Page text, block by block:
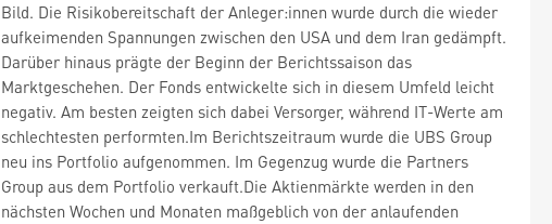
Bild. Die Risikobereitschaft der Anleger:innen wurde durch die wieder
aufkeimenden Spannungen zwischen den USA und dem Iran gedämpft.
Darüber hinaus prägte der Beginn der Berichtssaison das
Marktgeschehen. Der Fonds entwickelte sich in diesem Umfeld leicht
negativ. Am besten zeigten sich dabei Versorger, während IT-Werte am
schlechtesten performten.Im Berichtszeitraum wurde die UBS Group
neu ins Portfolio aufgenommen. Im Gegenzug wurde die Partners
Group aus dem Portfolio verkauft.Die Aktienmärkte werden in den
nächsten Wochen und Monaten maßgeblich von der anlaufenden